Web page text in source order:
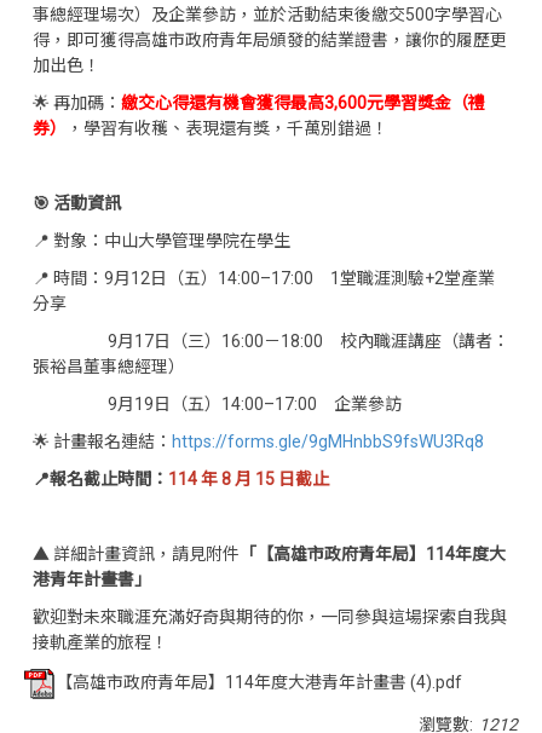
事總經理場次）及企業參訪，並於活動結束後繳交500字學習心
得，即可獲得高雄市政府青年局頒發的結業證書，讓你的履歷更
加出色！
🌟 再加碼： 繳交心得還有機會獲得最高3,600元學習獎金（禮
券）
，學習有收穫、表現還有獎，千萬別錯過！
🎯 活動資訊
📍 對象：中山大學管理學院在學生
📍 時間：9月12日（五）14:00–17:00 1堂職涯測驗+2堂產業
分享
9月17日（三）16:00－18:00 校內職涯講座（講者：
張裕昌董事總經理）
9月19日（五）14:00–17:00 企業參訪
🌟 計畫報名連結： https://forms.gle/9gMHnbbS9fsWU3Rq8
📍報名截止時間： 114 年 8 月 15 日截止
▲ 詳細計畫資訊，請見附件 「【高雄市政府青年局】114年度大
港青年計畫書」
歡迎對未來職涯充滿好奇與期待的你，一同參與這場探索自我與
接軌產業的旅程！
【高雄市政府青年局】114年度大港青年計畫書 (4).pdf
瀏覽數: 1212